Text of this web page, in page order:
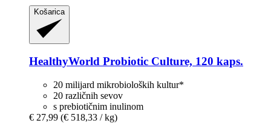
Košarica
HealthyWorld Probiotic Culture, 120 kaps.
20 milijard mikrobioloških kultur*
20 različnih sevov
s prebiotičnim inulinom
€ 27,99 (€ 518,33 / kg)